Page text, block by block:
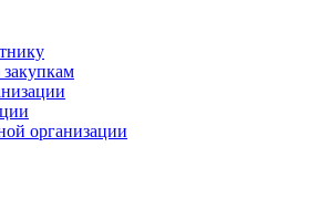
организации